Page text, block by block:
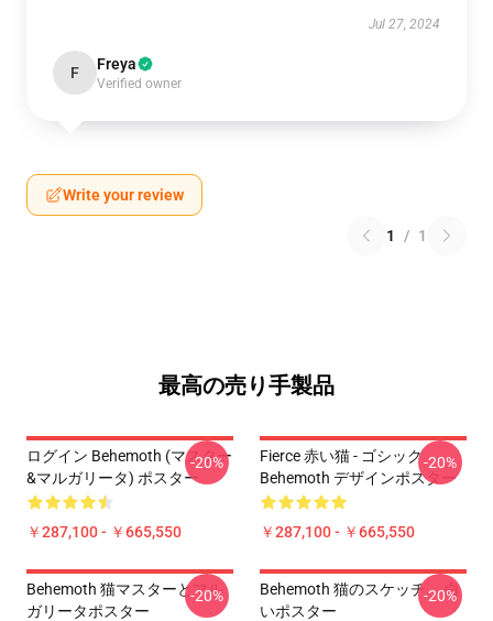
Jul 27, 2024
F Freya
Verified owner
Write your review
1 / 1
最高の売り手製品
ログイン Behemoth (マスター
&マルガリータ) ポスター
￥287,100 - ￥665,550
-20%
Fierce 赤い猫 - ゴシック
Behemoth デザインポスター
￥287,100 - ￥665,550
-20%
Behemoth 猫マスターとマル
ガリータポスター
-20%
Behemoth 猫のスケッチ。 白
いポスター
-20%